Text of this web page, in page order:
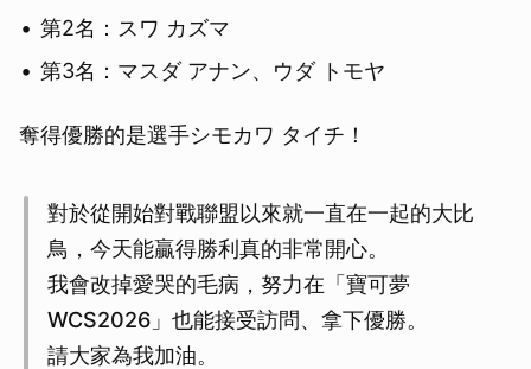
第2名：スワ カズマ
第3名：マスダ アナン、ウダ トモヤ
奪得優勝的是選手シモカワ タイチ！
對於從開始對戰聯盟以來就一直在一起的大比
鳥，今天能贏得勝利真的非常開心。
我會改掉愛哭的毛病，努力在「寶可夢
WCS2026」也能接受訪問、拿下優勝。
請大家為我加油。